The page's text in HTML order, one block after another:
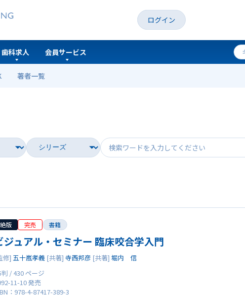
ログイン
著者一覧
歯科求人 会員サービス
絶版 完売 書籍
ジュアル・セミナー 臨床咬合学入門
修] 五十嵐孝義 [共著] 寺西邦彦 [共著] 堀内 信
判 / 430 ページ
11-10 発売
：978-4-87417-389-3